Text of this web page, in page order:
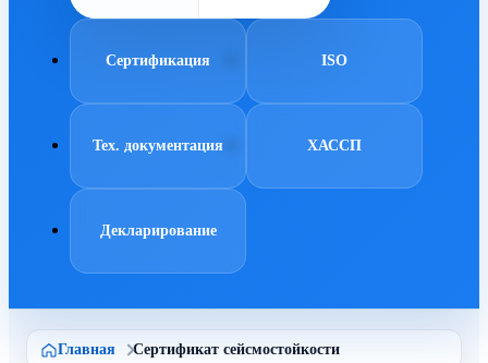
Сертификация ISO
Тех. документация ХАССП
Декларирование
Главная Сертификат сейсмостойкости